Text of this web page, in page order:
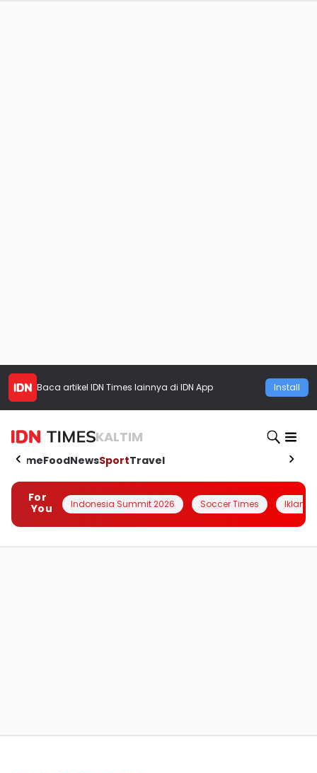
Baca artikel IDN Times lainnya di IDN App Install
KALTIM
HomeFoodNewsSportTravel
For
You
Indonesia Summit 2026 Soccer Times Iklanin